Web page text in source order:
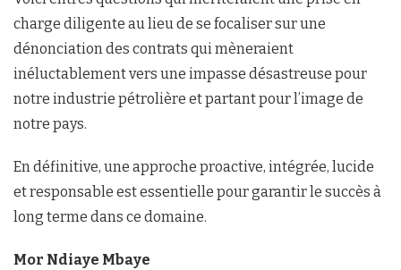
charge diligente au lieu de se focaliser sur une
dénonciation des contrats qui mèneraient
inéluctablement vers une impasse désastreuse pour
notre industrie pétrolière et partant pour l’image de
notre pays.
En définitive, une approche proactive, intégrée, lucide
et responsable est essentielle pour garantir le succès à
long terme dans ce domaine.
Mor Ndiaye Mbaye